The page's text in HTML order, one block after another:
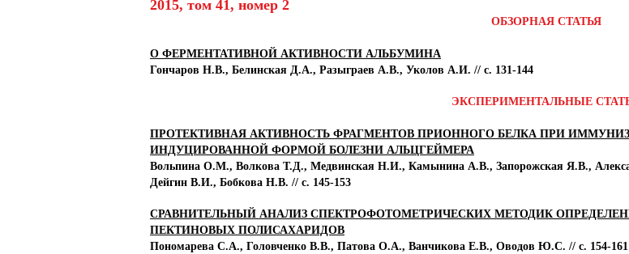
2015, том 41, номер 2
ОБЗОРНАЯ СТАТЬЯ
О ФЕРМЕНТАТИВНОЙ АКТИВНОСТИ АЛЬБУМИНА
Гончаров Н.В., Белинская Д.А., Разыграев А.В., Уколов А.И. // с. 131-144
ЭКСПЕРИМЕНТАЛЬНЫЕ
ПРОТЕКТИВНАЯ АКТИВНОСТЬ ФРАГМЕНТОВ ПРИОННОГО БЕЛКА ПРИ
ИНДУЦИРОВАННОЙ ФОРМОЙ БОЛЕЗНИ АЛЬЦГЕЙМЕРА
Вольпина О.М., Волкова Т.Д., Медвинская Н.И., Камынина А.В., Запорожская Я.В.,
Дейгин В.И., Бобкова Н.В. // с. 145-153
СРАВНИТЕЛЬНЫЙ АНАЛИЗ СПЕКТРОФОТОМЕТРИЧЕСКИХ МЕТОДИК
ПЕКТИНОВЫХ ПОЛИСАХАРИДОВ
Пономарева С.А., Головченко В.В., Патова О.А., Ванчикова Е.В., Оводов Ю.С. // с. 154-161